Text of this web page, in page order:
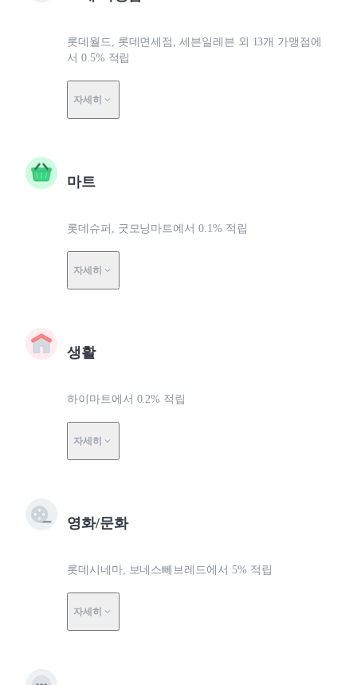
롯데월드, 롯데면세점, 세븐일레븐 외 13개 가맹점에
서 0.5% 적립
자세히
마트
롯데슈퍼, 굿모닝마트에서 0.1% 적립
자세히
생활
하이마트에서 0.2% 적립
자세히
영화/문화
롯데시네마, 보네스뻬브레드에서 5% 적립
자세히